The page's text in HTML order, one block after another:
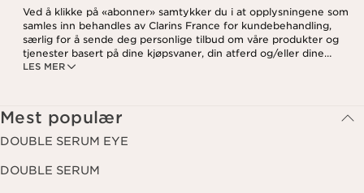
LES MER
Ved å klikke på «abonner» samtykker du i at opplysningene som
samles inn behandles av Clarins France for kundebehandling,
særlig for å sende deg personlige tilbud om våre produkter og
tjenester basert på dine kjøpsvaner, din atferd og/eller dine
interesser, inkludert visning på sosiale medier og
avmeldingslenken i hvert nyhetsbrev. For mer informasjon om
hvordan vi behandler dine data og dine rettigheter, vennligst se
vår personvernerklæring
Mest populær
DOUBLE SERUM EYE
DOUBLE SERUM